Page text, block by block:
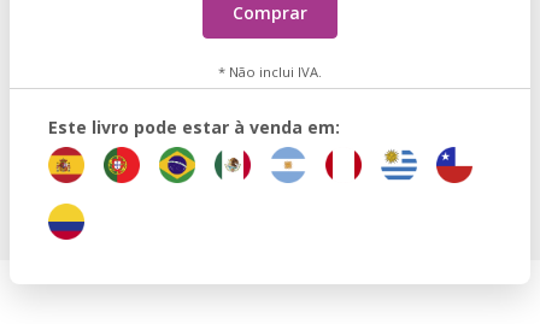
Comprar
* Não inclui IVA.
Este livro pode estar à venda em: